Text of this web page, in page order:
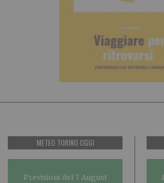
METEO TORINO OGGI
Previsioni del 7 August